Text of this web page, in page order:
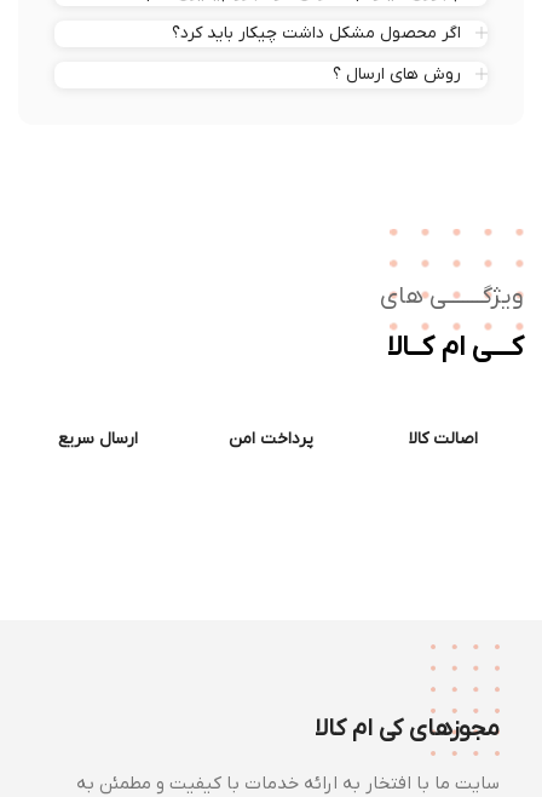
اگر محصول مشکل داشت چیکار باید کرد؟
روش های ارسال ؟
های
ام کــالا
اصالت کالا پرداخت امن ارسال سریع
مجوزهای کی ام کالا
سایت ما با افتخار به ارائه خدمات با کیفیت و مطمئن به